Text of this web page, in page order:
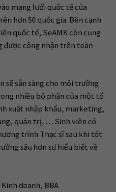
mạng lưới quốc tế của
hơn 50 quốc gia. Bên cạnh
quốc tế, SeAMK còn cung
được công nhận trên toàn
sẽ sẵn sàng cho môi trường
nhiều bộ phận của một tổ
xuất nhập khẩu, marketing,
quản trị, … Sinh viên có
trình Thạc sĩ sau khi tốt
sâu hơn sự hiểu biết về
doanh, BBA